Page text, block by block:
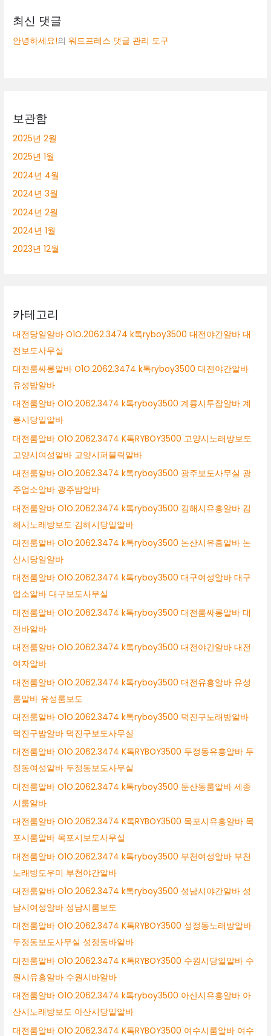
최신 댓글
안녕하세요!의워드프레스 댓글 관리 도구
보관함
2025년 2월
2025년 1월
2024년 4월
2024년 3월
2024년 2월
2024년 1월
2023년 12월
카테고리
대전당일알바 O1O.2062.3474 k톡ryboy3500 대전야간알바 대
전보도사무실
대전룸싸롱알바 O1O.2062.3474 k톡ryboy3500 대전야간알바
유성밤알바
대전룸알바 O1O.2062.3474 k톡ryboy3500 계룡시투잡알바 계
룡시당일알바
대전룸알바 O1O.2062.3474 K톡RYBOY3500 고양시노래방보도
고양시여성알바 고양시퍼블릭알바
대전룸알바 O1O.2062.3474 k톡ryboy3500 광주보도사무실 광
주업소알바 광주밤알바
대전룸알바 O1O.2062.3474 k톡ryboy3500 김해시유흥알바 김
해시노래방보도 김해시당일알바
대전룸알바 O1O.2062.3474 k톡ryboy3500 논산시유흥알바 논
산시당일알바
대전룸알바 O1O.2062.3474 k톡ryboy3500 대구여성알바 대구
업소알바 대구보도사무실
대전룸알바 O1O.2062.3474 k톡ryboy3500 대전룸싸롱알바 대
전바알바
대전룸알바 O1O.2062.3474 k톡ryboy3500 대전야간알바 대전
여자알바
대전룸알바 O1O.2062.3474 k톡ryboy3500 대전유흥알바 유성
룸알바 유성룸보도
대전룸알바 O1O.2062.3474 k톡ryboy3500 덕진구노래방알바
덕진구밤알바 덕진구보도사무실
대전룸알바 O1O.2062.3474 K톡RYBOY3500 두정동유흥알바 두
정동여성알바 두정동보도사무실
대전룸알바 O1O.2062.3474 k톡ryboy3500 둔산동룸알바 세종
시룸알바
대전룸알바 O1O.2062.3474 K톡RYBOY3500 목포시유흥알바 목
포시룸알바 목포시보도사무실
대전룸알바 O1O.2062.3474 k톡ryboy3500 부천여성알바 부천
노래방도우미 부천야간알바
대전룸알바 O1O.2062.3474 k톡ryboy3500 성남시야간알바 성
남시여성알바 성남시룸보도
대전룸알바 O1O.2062.3474 K톡RYBOY3500 성정동노래방알바
두정동보도사무실 성정동바알바
대전룸알바 O1O.2062.3474 K톡RYBOY3500 수원시당일알바 수
원시유흥알바 수원시바알바
대전룸알바 O1O.2062.3474 k톡ryboy3500 아산시유흥알바 아
산시노래방보도 아산시당일알바
대전룸알바 O1O.2062.3474 K톡RYBOY3500 여수시룸알바 여수